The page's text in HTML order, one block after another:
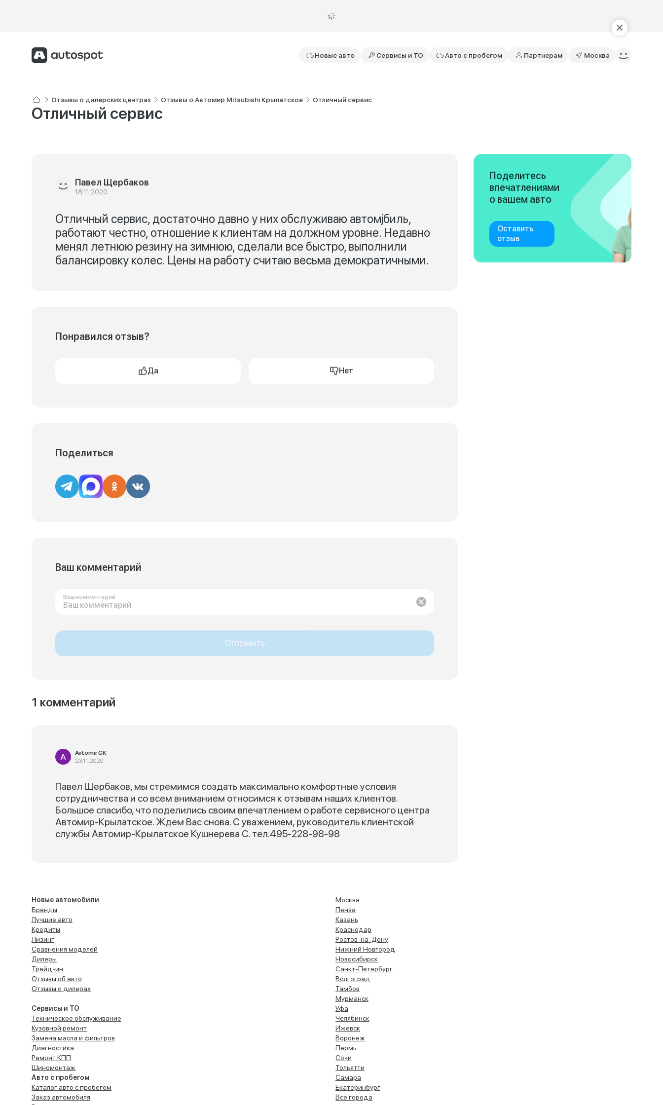
Новые авто Сервисы и ТО Авто с пробегом Партнерам Москва
Отзывы о дилерских центрах Отзывы о Автомир Mitsubishi Крылатское Отличный сервис
Отличный сервис
Павел Щербаков
18.11.2020
Отличный сервис, достаточно давно у них обслуживаю автомjбиль,
работают честно, отношение к клиентам на должном уровне. Недавно
менял летнюю резину на зимнюю, сделали все быстро, выполнили
балансировку колес. Цены на работу считаю весьма демократичными.
Понравился отзыв?
Да Нет
Поделиться
Ваш комментарий
Ваш комментарий
Отправить
1 комментарий
Avtomir GK
23.11.2020
Павел Щербаков, мы стремимся создать максимально комфортные условия
сотрудничества и со всем вниманием относимся к отзывам наших клиентов.
Большое спасибо, что поделились своим впечатлением о работе сервисного центра
Автомир-Крылатское. Ждем Вас снова. С уважением, руководитель клиентской
службы Автомир-Крылатское Кушнерева С. тел.495-228-98-98
Поделитесь
впечатлениями
о вашем авто
Оставить
отзыв
Новые автомобили
Бренды
Лучшие авто
Кредиты
Лизинг
Сравнения моделей
Дилеры
Трейд-ин
Отзывы об авто
Отзывы о дилерах
Сервисы и ТО
Техническое обслуживание
Кузовной ремонт
Замена масла и фильтров
Диагностика
Ремонт КПП
Шиномонтаж
Авто с пробегом
Каталог авто с пробегом
Заказ автомобиля
Москва
Пенза
Казань
Краснодар
Ростов-на-Дону
Нижний Новгород
Новосибирск
Санкт-Петербург
Волгоград
Тамбов
Мурманск
Уфа
Челябинск
Ижевск
Воронеж
Пермь
Сочи
Тольятти
Самара
Екатеринбург
Все города